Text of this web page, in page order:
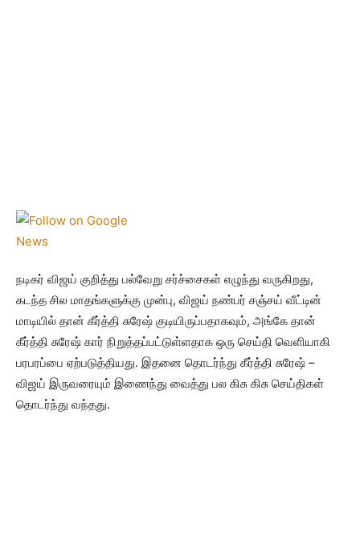
நடிகர் விஜய் குறித்து பல்வேறு சர்ச்சைகள் எழுந்து வருகிறது,
கடந்த சில மாதங்களுக்கு முன்பு, விஜய் நண்பர் சஞ்சய் வீட்டின்
மாடியில் தான் கீர்த்தி சுரேஷ் குடியிருப்பதாகவும், அங்கே தான்
கீர்த்தி சுரேஷ் கார் நிறுத்தப்பட்டுள்ளதாக ஒரு செய்தி வெளியாகி
பரபரப்பை ஏற்படுத்தியது. இதனை தொடர்ந்து கீர்த்தி சுரேஷ் –
விஜய் இருவரையும் இணைந்து வைத்து பல கிசு கிசு செய்திகள்
தொடர்ந்து வந்தது.